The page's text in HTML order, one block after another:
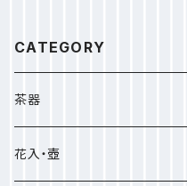
CATEGORY
茶器
茶道具
花入・壺